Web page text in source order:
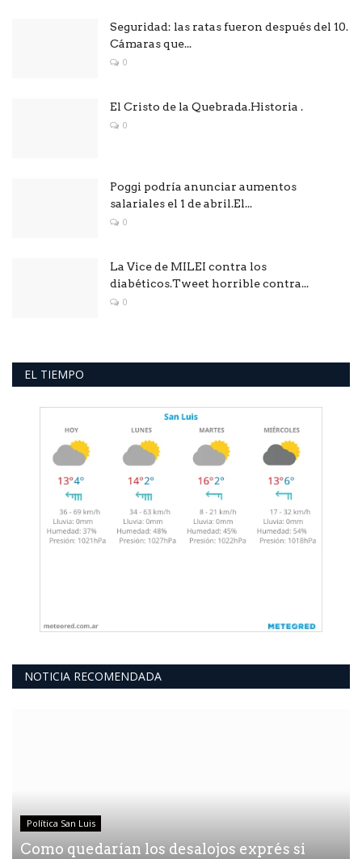
Seguridad: las ratas fueron después del 10.
Cámaras que...
0
El Cristo de la Quebrada.Historia .
0
Poggi podría anunciar aumentos
salariales el 1 de abril.El...
0
La Vice de MILEI contra los
diabéticos.Tweet horrible contra...
0
EL TIEMPO
NOTICIA RECOMENDADA
Política San Luis
Como quedarían los desalojos exprés si